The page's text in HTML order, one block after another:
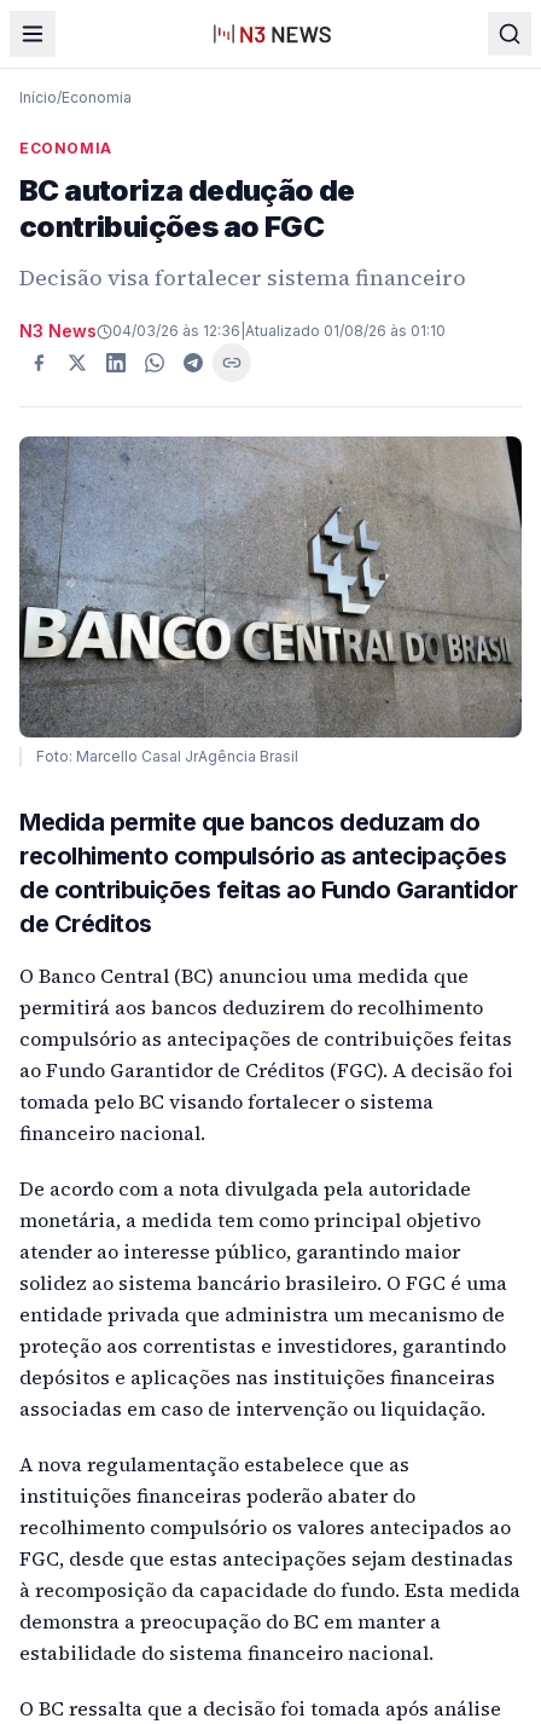
Início/Economia
ECONOMIA
BC autoriza dedução de
contribuições ao FGC
Decisão visa fortalecer sistema financeiro
N3 News 04/03/26 às 12:36 Atualizado 01/08/26 às 01:10
Foto: Marcello Casal JrAgência Brasil
Medida permite que bancos deduzam do
recolhimento compulsório as antecipações
de contribuições feitas ao Fundo Garantidor
de Créditos
O Banco Central (BC) anunciou uma medida que
permitirá aos bancos deduzirem do recolhimento
compulsório as antecipações de contribuições feitas
ao Fundo Garantidor de Créditos (FGC). A decisão foi
tomada pelo BC visando fortalecer o sistema
financeiro nacional.
De acordo com a nota divulgada pela autoridade
monetária, a medida tem como principal objetivo
atender ao interesse público, garantindo maior
solidez ao sistema bancário brasileiro. O FGC é uma
entidade privada que administra um mecanismo de
proteção aos correntistas e investidores, garantindo
depósitos e aplicações nas instituições financeiras
associadas em caso de intervenção ou liquidação.
A nova regulamentação estabelece que as
instituições financeiras poderão abater do
recolhimento compulsório os valores antecipados ao
FGC, desde que estas antecipações sejam destinadas
à recomposição da capacidade do fundo. Esta medida
demonstra a preocupação do BC em manter a
estabilidade do sistema financeiro nacional.
O BC ressalta que a decisão foi tomada após análise